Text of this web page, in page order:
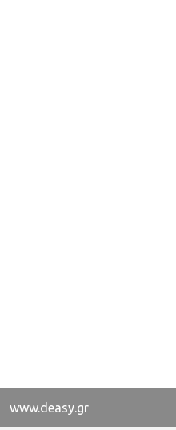
www.deasy.gr